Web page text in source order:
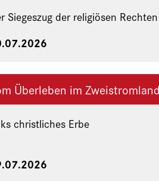
Siegeszug der religiösen
Überleben im Zweistromland
christliches Erbe